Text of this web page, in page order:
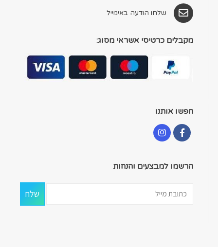
שלחו הודעה באימייל
מקבלים כרטיסי אשראי מסוג:
חפשו אותנו
הרשמו למבצעים והנחות